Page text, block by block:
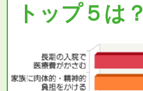
トップ５は？